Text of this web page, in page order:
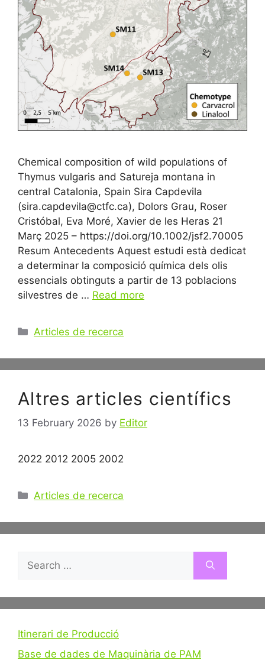
Chemical composition of wild populations of
Thymus vulgaris and Satureja montana in
central Catalonia, Spain Sira Capdevila
(sira.capdevila@ctfc.ca), Dolors Grau, Roser
Cristóbal, Eva Moré, Xavier de les Heras 21
Març 2025 – https://doi.org/10.1002/jsf2.70005
Resum Antecedents Aquest estudi està dedicat
a determinar la composició química dels olis
essencials obtinguts a partir de 13 poblacions
silvestres de … Read more
Categories
Articles de recerca
Altres articles científics
13 February 2026 by Editor
2022 2012 2005 2002
Categories
Articles de recerca
Search
for:
Itinerari de Producció
Base de dades de Maquinària de PAM